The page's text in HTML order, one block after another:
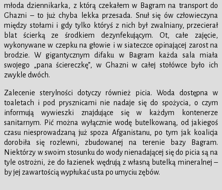
młoda dziennikarka, z którą czekałem w Bagram na transport do
Ghazni – to już chyba lekka przesada. Snuł się ów człowieczyna
między stołami i gdy tylko któryś z nich był zwalniany, przecierał
blat ścierką ze środkiem dezynfekującym. Ot, całe zajęcie,
wykonywane w czepku na głowie i w siateczce opinającej zarost na
brodzie. W gigantycznym difaku w Bagram każda sala miała
swojego „pana ściereczkę”, w Ghazni w całej stołówce było ich
zwykle dwóch.
Zalecenie sterylności dotyczy również picia. Woda dostępna w
toaletach i pod prysznicami nie nadaje się do spożycia, o czym
informują wywieszki znajdujące się w każdym kontenerze
sanitarnym. Pić można wyłącznie wodę butelkowaną, od jakiegoś
czasu niesprowadzaną już spoza Afganistanu, po tym jak koalicja
dorobiła się rozlewni, zbudowanej na terenie bazy Bagram.
Niektórzy w swoim stosunku do wody nienadającej się do picia są na
tyle ostrożni, że do łazienek wędrują z własną butelką mineralnej –
by jej zawartością wypłukać usta po umyciu zębów.